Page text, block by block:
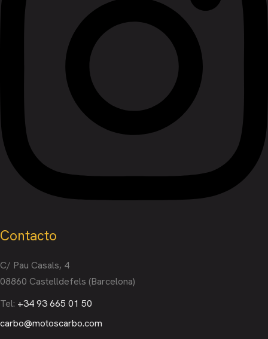
Contacto
C/ Pau Casals, 4
08860 Castelldefels (Barcelona)
Tel: +34 93 665 01 50
carbo@motoscarbo.com